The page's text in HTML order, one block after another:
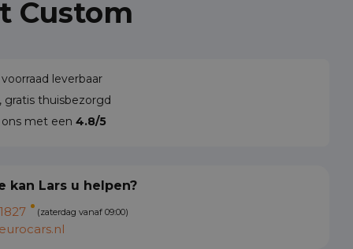
Custom
leverbaar
gratis thuisbezorgd
met een 4.8/5
kan Lars u helpen?
(zaterdag vanaf 09:00)